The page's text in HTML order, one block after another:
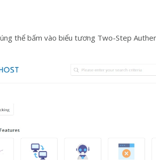
thể bấm vào biểu tương Two-Step